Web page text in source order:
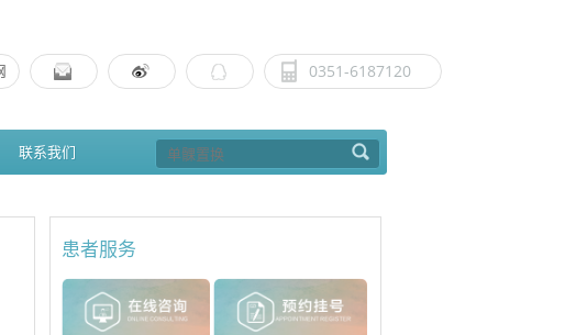
0351-6187120
联系我们
患者服务